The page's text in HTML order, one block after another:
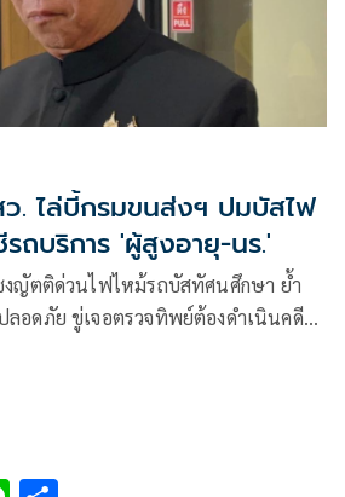
. ไล่บี้กรมขนส่งฯ ปมบัสไฟ
ถบริการ 'ผู้สูงอายุ-นร.'
งญัตติด่วนไฟไหม้รถบัสทัศนศึกษา ย้ำ
ลอดภัย ขู่เจอตรวจทิพย์ต้องดำเนินคดี